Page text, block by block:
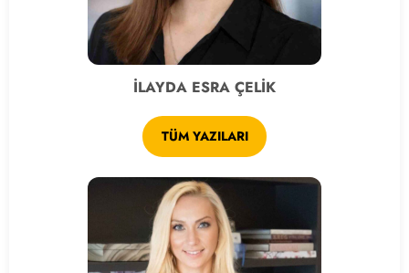
İLAYDA ESRA ÇELİK
TÜM YAZILARI